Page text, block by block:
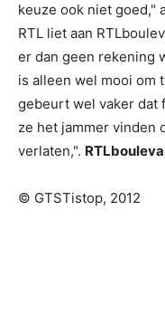
keuze ook niet goed,"
RTL liet aan
er dan geen rekening
is alleen wel mooi om
gebeurt wel vaker dat
ze het jammer vinden
verlaten,".
© GTSTistop, 2012